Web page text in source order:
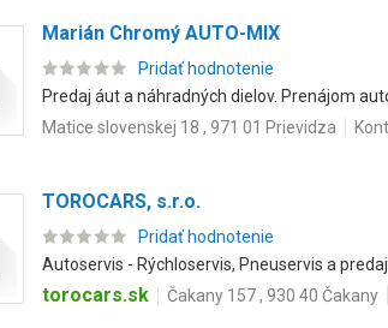
Marián Chromý AUTO-MIX
Pridať hodnotenie
Predaj áut a náhradných dielov. Prenájom
Matice slovenskej 18 , 971 01 Prievidza
TOROCARS, s.r.o.
Pridať hodnotenie
Autoservis - Rýchloservis, Pneuservis a
torocars.sk Čakany 157 , 930 40 Čakany